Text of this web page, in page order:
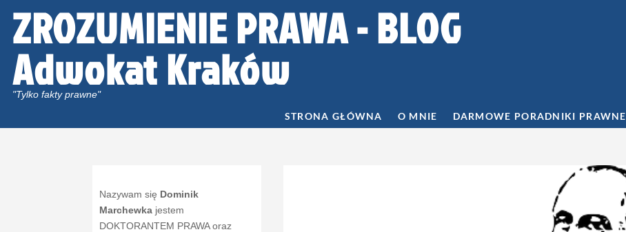
ZROZUMIENIE PRAWA - BLOG
Adwokat Kraków
"Tylko fakty prawne"
STRONA GŁÓWNA O MNIE DARMOWE PORADNIKI PRAWNE
Nazywam się Dominik
Marchewka jestem
DOKTORANTEM PRAWA oraz